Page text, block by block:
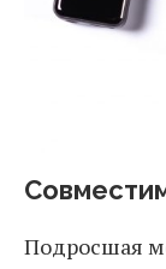
Подросшая